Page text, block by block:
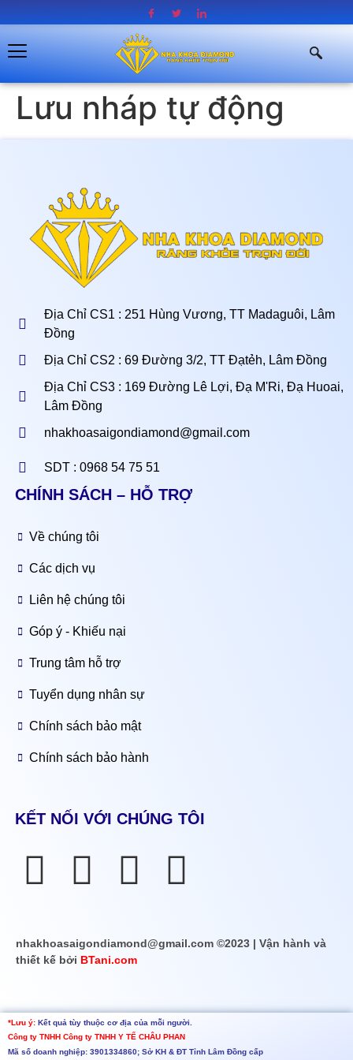
Lưu nháp tự động
Địa Chỉ CS1 : 251 Hùng Vương, TT Madaguôi, Lâm
Đồng
Địa Chỉ CS2 : 69 Đường 3/2, TT Đạtẻh, Lâm Đồng
Địa Chỉ CS3 : 169 Đường Lê Lợi, Đạ M'Ri, Đạ Huoai,
Lâm Đồng
nhakhoasaigondiamond@gmail.com
SDT : 0968 54 75 51
CHÍNH SÁCH – HỖ TRỢ
Về chúng tôi
Các dịch vụ
Liên hệ chúng tôi
Góp ý - Khiếu nại
Trung tâm hỗ trợ
Tuyển dụng nhân sự
Chính sách bảo mật
Chính sách bảo hành
KẾT NỐI VỚI CHÚNG TÔI
nhakhoasaigondiamond@gmail.com ©2023 | Vận hành và
thiết kế bởi BTani.com
*Lưu ý: Kết quả tùy thuộc cơ địa của mỗi người.
Công ty TNHH Công ty TNHH Y TẾ CHÂU PHAN
Mã số doanh nghiệp: 3901334860; Sở KH & ĐT Tỉnh Lâm Đồng cấp